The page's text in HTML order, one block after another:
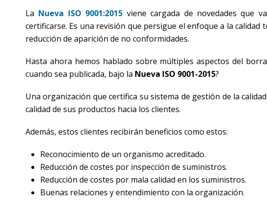
La Nueva ISO 9001:2015 viene cargada de novedades que
certificarse. Es una revisión que persigue el enfoque a la calidad
reducción de aparición de no conformidades.
Hasta ahora hemos hablado sobre múltiples aspectos del
cuando sea publicada, bajo la Nueva ISO 9001-2015?
Una organización que certifica su sistema de gestión de la
calidad de sus productos hacia los clientes.
Además, estos clientes recibirán beneficios como estos:
Reconocimiento de un organismo acreditado.
Reducción de costes por inspección de suministros.
Reducción de costes por mala calidad en los suministros.
Buenas relaciones y entendimiento con la organización.